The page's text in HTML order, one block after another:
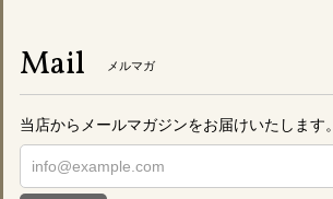
Mail メルマガ
当店からメールマガジンをお届けいたします。